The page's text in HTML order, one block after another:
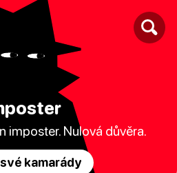
imposter. Nulová důvěra.
kamarády